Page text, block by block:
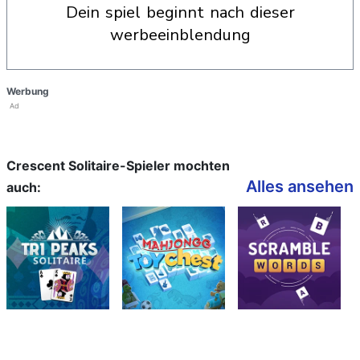
dein spiel beginnt nach dieser
werbeeinblendung
Werbung
Ad
Crescent Solitaire-Spieler mochten
auch:
Alles ansehen